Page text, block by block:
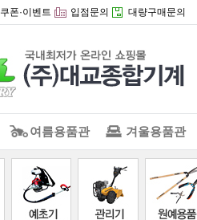
쿠폰·이벤트 입점문의 대량구매문의
여름용품관 겨울용품관